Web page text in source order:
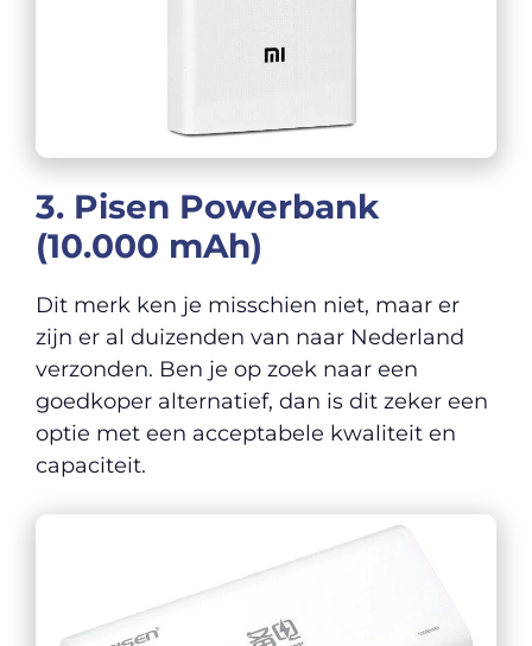
3. Pisen Powerbank
(10.000 mAh)
Dit merk ken je misschien niet, maar er
zijn er al duizenden van naar Nederland
verzonden. Ben je op zoek naar een
goedkoper alternatief, dan is dit zeker een
optie met een acceptabele kwaliteit en
capaciteit.